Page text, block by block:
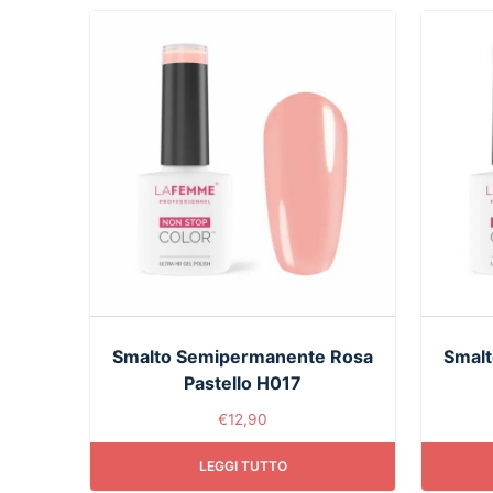
Smalto Semipermanente Rosa
Pastello H017
€12,90
LEGGI TUTTO